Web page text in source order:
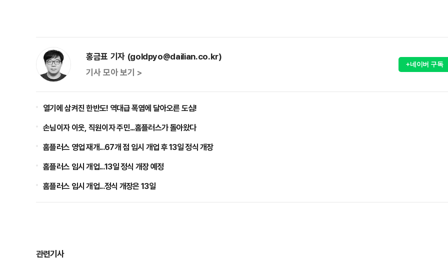
홍금표 기자 (goldpyo@dailian.co.kr)
기사 모아 보기 >
+네이버 구독
열기에 삼켜진 한반도! 역대급 폭염에 달아오른 도심!
손님이자 이웃, 직원이자 주민...홈플러스가 돌아왔다
홈플러스 영업 재개...67개 점 임시 개업 후 13일 정식 개장
홈플러스 임시 개업...13일 정식 개장 예정
홈플러스 임시 개업...정식 개장은 13일
관련기사